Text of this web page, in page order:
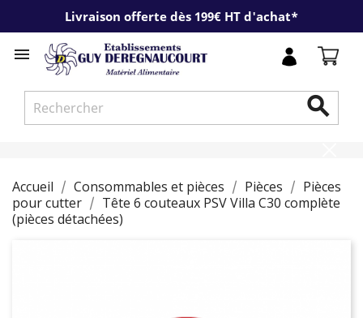
Livraison offerte dès 199€ HT d'achat*


Accueil Consommables et pièces Pièces
Pièces
pour cutter
Tête 6 couteaux PSV Villa C30 complète
(pièces détachées)